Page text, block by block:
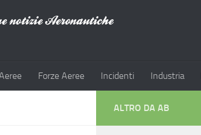
Forze Aeree Incidenti Industria
ALTRO DA AB